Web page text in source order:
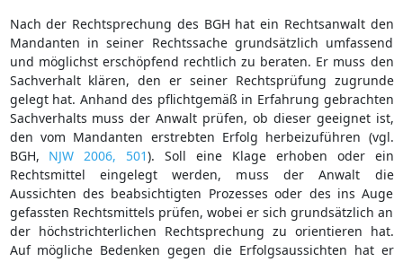
Nach der Rechtsprechung des BGH hat ein Rechtsanwalt den
Mandanten in seiner Rechtssache grundsätzlich umfassend
und möglichst erschöpfend rechtlich zu beraten. Er muss den
Sachverhalt klären, den er seiner Rechtsprüfung zugrunde
gelegt hat. Anhand des pflichtgemäß in Erfahrung gebrachten
Sachverhalts muss der Anwalt prüfen, ob dieser geeignet ist,
den vom Mandanten erstrebten Erfolg herbeizuführen (vgl.
BGH, NJW 2006, 501). Soll eine Klage erhoben oder ein
Rechtsmittel eingelegt werden, muss der Anwalt die
Aussichten des beabsichtigten Prozesses oder des ins Auge
gefassten Rechtsmittels prüfen, wobei er sich grundsätzlich an
der höchstrichterlichen Rechtsprechung zu orientieren hat.
Auf mögliche Bedenken gegen die Erfolgsaussichten hat er